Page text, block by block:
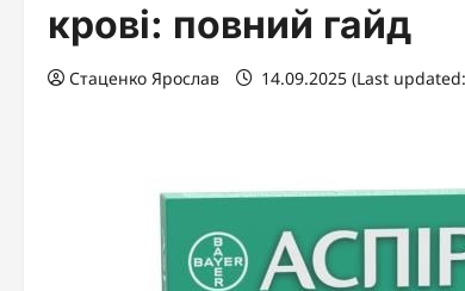
крові: повний гайд
Стаценко Ярослав 14.09.2025 (Last